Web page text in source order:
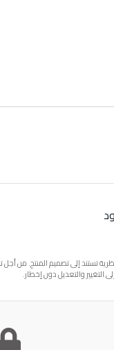
تستند إلى تصميم المنتج. من
التغيير والتعديل دون إخطار.